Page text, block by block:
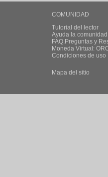
COMUNIDAD
Tutorial del lector
Ayuda la
FAQ.Preguntas y
Moneda Virtual:
Condiciones de uso
Mapa del sitio